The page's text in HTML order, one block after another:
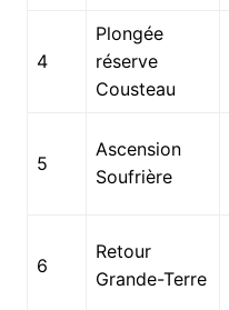
4
Plongée
réserve
Cousteau
5
Ascension
Soufrière
6
Retour
Grande-Terre